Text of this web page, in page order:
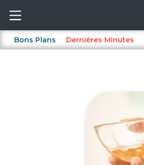
Bons Plans Dernières Minutes